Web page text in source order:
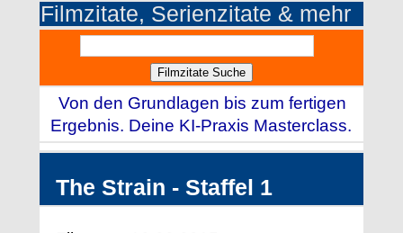
Filmzitate, Serienzitate & mehr
Von den Grundlagen bis zum fertigen
Ergebnis. Deine KI-Praxis Masterclass.
The Strain - Staffel 1